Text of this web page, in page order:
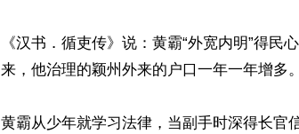
《汉书．循吏传》说：黄霸“外宽内明”得民
来，他治理的颖州外来的户口一年一年增多。
黄霸从少年就学习法律，当副手时深得长官